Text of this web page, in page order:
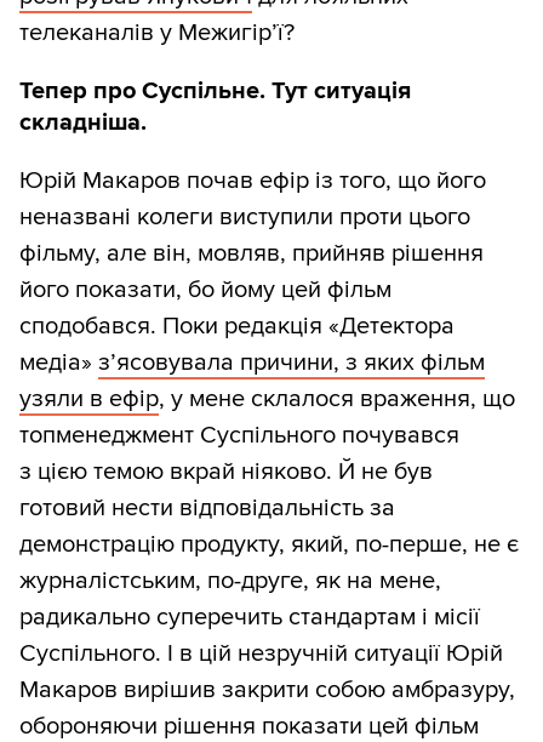
телеканалів у Межигір’ї?
Тепер про Суспільне. Тут ситуація
складніша.
Юрій Макаров почав ефір із того, що його
неназвані колеги виступили проти цього
фільму, але він, мовляв, прийняв рішення
його показати, бо йому цей фільм
сподобався. Поки редакція «Детектора
медіа» з’ясовувала причини, з яких фільм
узяли в ефір, у мене склалося враження, що
топменеджмент Суспільного почувався
з цією темою вкрай ніяково. Й не був
готовий нести відповідальність за
демонстрацію продукту, який, по-перше, не є
журналістським, по-друге, як на мене,
радикально суперечить стандартам і місії
Суспільного. І в цій незручній ситуації Юрій
Макаров вирішив закрити собою амбразуру,
обороняючи рішення показати цей фільм